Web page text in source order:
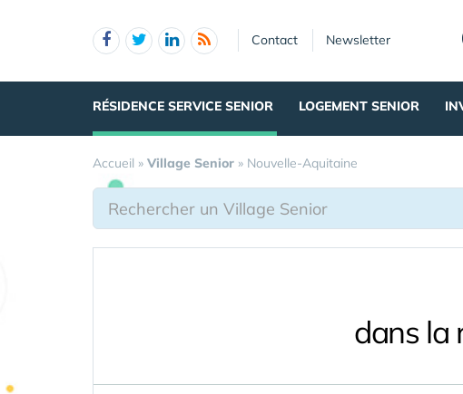
Contact Newsletter
RÉSIDENCE SERVICE SENIOR LOGEMENT SENIOR
Accueil » Village Senior » Nouvelle-Aquitaine
dans la